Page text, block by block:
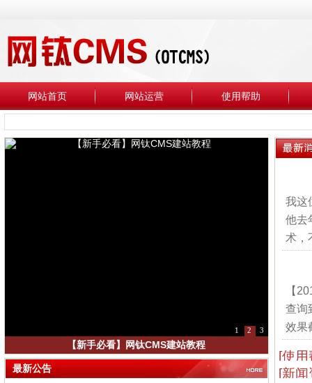
网站首页 网站运营 使用帮助
1 2 3
【新手必看】网钛CMS建站教程
最新公告
我这
他去
术，
【
查询
效果
[使
[新